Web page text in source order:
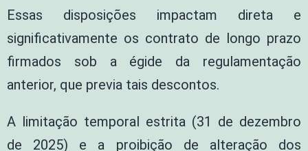
Essas disposições impactam direta e
significativamente os contrato de longo prazo
firmados sob a égide da regulamentação
anterior, que previa tais descontos.
A limitação temporal estrita (31 de dezembro
de 2025) e a proibição de alteração dos